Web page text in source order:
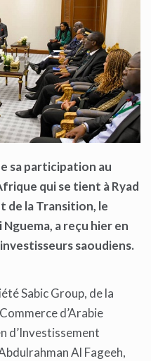
sa participation au
qui se tient à Ryad
de la Transition, le
a reçu hier en
saoudiens.
Sabic Group, de la
d’Arabie
d’Investissement
Al Fageeh,